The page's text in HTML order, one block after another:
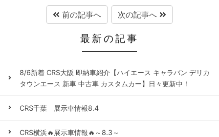
前の記事へ 次の記事へ
最新の記事
8/6新着 CRS大阪 即納車紹介【ハイエース キャラバン デリカ
タウンエース 新車 中古車 カスタムカー】日々更新中！
CRS千葉 展示車情報8.4
CRS横浜🔥展示車情報🔥～8.3～